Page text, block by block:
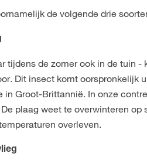
de volgende drie
tijdens de zomer ook in de tuin
Dit insect komt oorspronkelijk
in Groot-Brittannië. In onze
plaag weet te overwinteren
overleven.